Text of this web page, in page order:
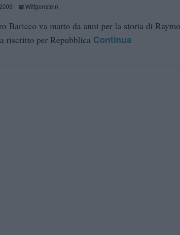
Wittgenstein
Baricco va matto da anni per la storia di
riscritto per Repubblica Continua